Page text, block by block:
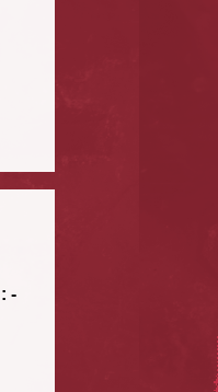
-